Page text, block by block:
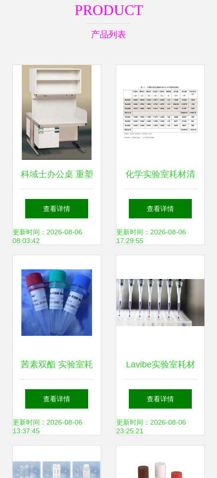
PRODUCT
产品列表
科域士办公桌 重塑
实验室空间的工作
美学与实用哲学
查看详情
更新时间：2026-08-06
08:03:42
化学实验室耗材清
单 耗材是什么
查看详情
更新时间：2026-08-06
17:29:55
茜素双酯 实验室耗
材中的标准物质新
典范
查看详情
更新时间：2026-08-06
13:37:45
Lavibe实验室耗材
产品隆重上市 科技
创新助力科研进步
查看详情
更新时间：2026-08-06
23:25:21